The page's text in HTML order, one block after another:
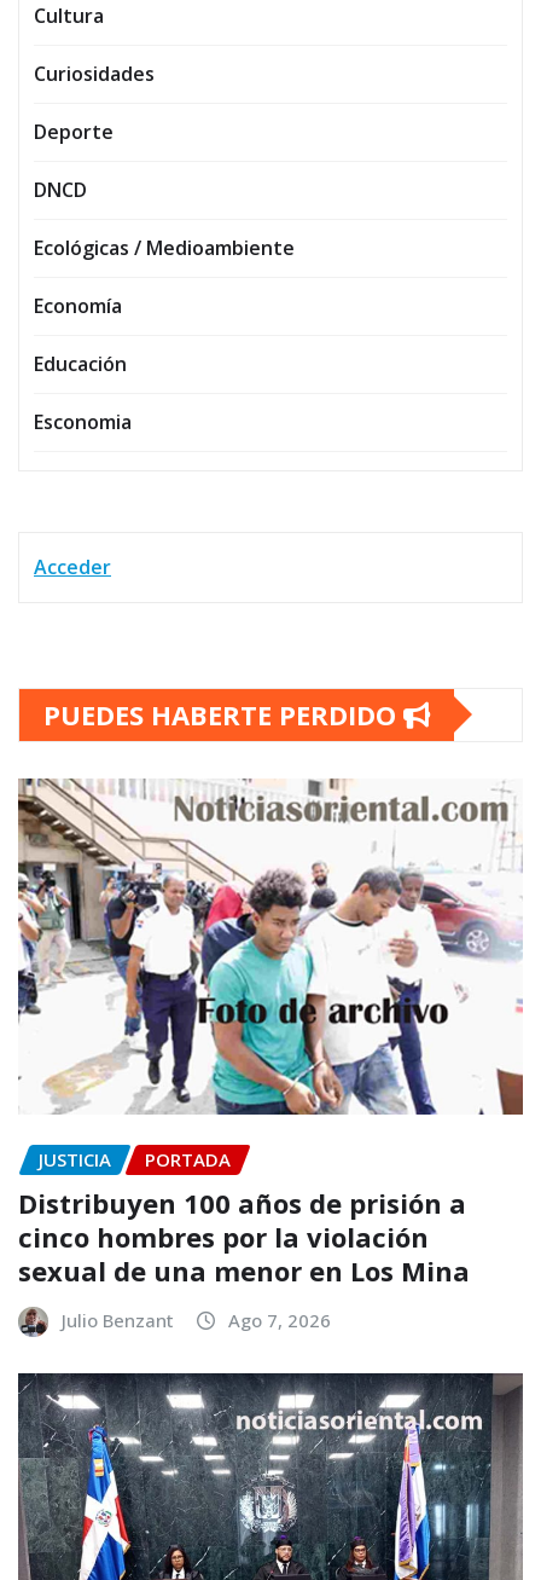
Cultura
Curiosidades
Deporte
DNCD
Ecológicas / Medioambiente
Economía
Educación
Esconomia
Acceder
PUEDES HABERTE PERDIDO
JUSTICIA PORTADA
Distribuyen 100 años de prisión a
cinco hombres por la violación
sexual de una menor en Los Mina
Julio Benzant Ago 7, 2026